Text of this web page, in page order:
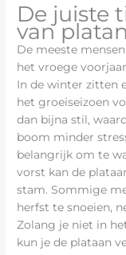
De juiste
van
De meeste
het vroege
In de winter zitten
het groeiseizoen
dan bijna stil,
boom minder
belangrijk om te
vorst kan de
stam. Sommige
herfst te snoeien,
Zolang je niet in
kun je de plataan